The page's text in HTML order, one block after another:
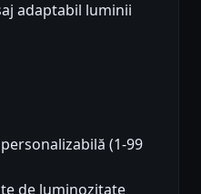
adaptabil luminii
(1-99
de luminozitate